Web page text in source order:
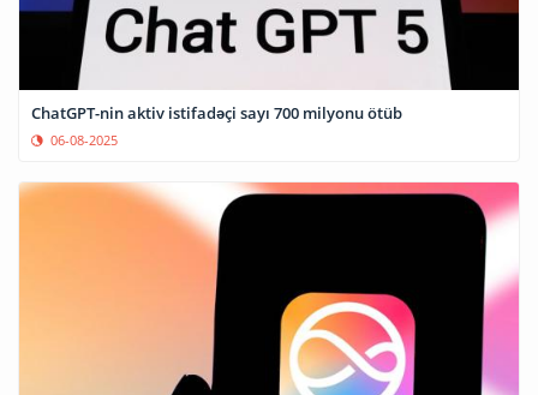
ChatGPT-nin aktiv istifadəçi sayı 700 milyonu ötüb
06-08-2025